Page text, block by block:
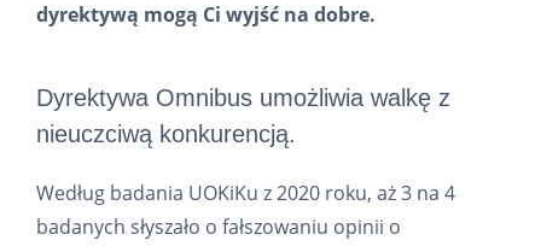
dyrektywą mogą Ci wyjść na dobre.
Dyrektywa Omnibus umożliwia walkę z
nieuczciwą konkurencją.
Według badania UOKiKu z 2020 roku, aż 3 na 4
badanych słyszało o fałszowaniu opinii o